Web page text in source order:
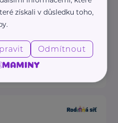
získali v důsledku toho,
Odmítnout